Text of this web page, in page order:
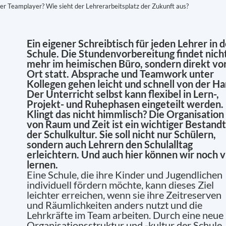
Teamplayer? Wie sieht der Lehrerarbeitsplatz der Zukunft aus?
Ein eigener Schreibtisch für jeden Lehrer in
Schule. Die Stundenvorbereitung findet
mehr im heimischen Büro, sondern direkt
Ort statt. Absprache und Teamwork unter
Kollegen gehen leicht und schnell von der
Der Unterricht selbst kann flexibel in Lern-,
Projekt- und Ruhephasen eingeteilt werden.
Klingt das nicht himmlisch? Die Organisation
von Raum und Zeit ist ein wichtiger
der Schulkultur. Sie soll nicht nur Schülern,
sondern auch Lehrern den Schulalltag
erleichtern. Und auch hier können wir noch
lernen.
Eine Schule, die ihre Kinder und Jugendlichen
individuell fördern möchte, kann dieses Ziel
leichter erreichen, wenn sie ihre Zeitreserven
und Räumlichkeiten anders nutzt und die
Lehrkräfte im Team arbeiten. Durch eine neue